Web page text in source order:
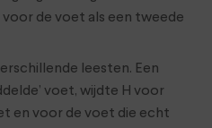
de voet als een tweede
leesten. Een
voet, wijdte H voor
en voor de voet die echt